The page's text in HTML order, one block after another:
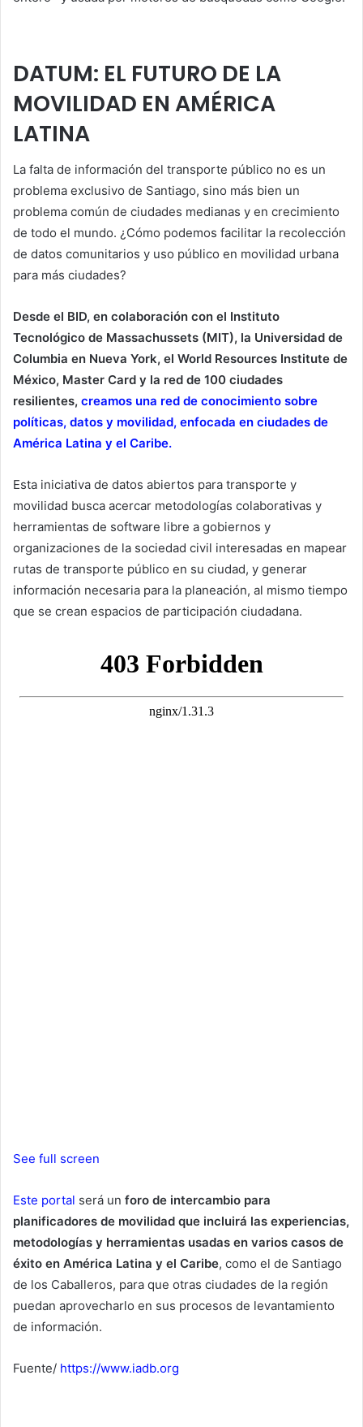
DATUM: EL FUTURO DE LA
MOVILIDAD EN AMÉRICA
LATINA
La falta de información del transporte público no es un
problema exclusivo de Santiago, sino más bien un
problema común de ciudades medianas y en crecimiento
de todo el mundo. ¿Cómo podemos facilitar la recolección
de datos comunitarios y uso público en movilidad urbana
para más ciudades?
Desde el BID, en colaboración con el Instituto
Tecnológico de Massachussets (MIT), la Universidad de
Columbia en Nueva York, el World Resources Institute de
México, Master Card y la red de 100 ciudades
resilientes, creamos una red de conocimiento sobre
políticas, datos y movilidad, enfocada en ciudades de
América Latina y el Caribe.
Esta iniciativa de datos abiertos para transporte y
movilidad busca acercar metodologías colaborativas y
herramientas de software libre a gobiernos y
organizaciones de la sociedad civil interesadas en mapear
rutas de transporte público en su ciudad, y generar
información necesaria para la planeación, al mismo tiempo
que se crean espacios de participación ciudadana.
See full screen
Este portal será un foro de intercambio para
planificadores de movilidad que incluirá las experiencias,
metodologías y herramientas usadas en varios casos de
éxito en América Latina y el Caribe, como el de Santiago
de los Caballeros, para que otras ciudades de la región
puedan aprovecharlo en sus procesos de levantamiento
de información.
Fuente/ https://www.iadb.org